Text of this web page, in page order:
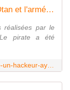
Espagne : un hackeur ayant ciblé l'Otan et l'armée américaine arrêté
réalisées par le
pirate a été